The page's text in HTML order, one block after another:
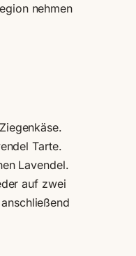
nehmen
Tarte.
Lavendel.
auf zwei